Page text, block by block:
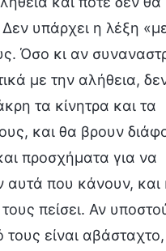
υπάρχει η λέξη
Όσο κι αν
με την αλήθεια,
τα κίνητρα και τα
και θα βρουν
προσχήματα για να
αυτά που κάνουν, και
πείσει. Αν
είναι